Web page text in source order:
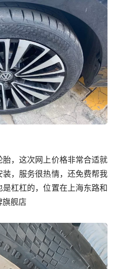
，这次网上价格非常合适就
，服务很热情，还免费帮我
杠杠的，位置在上海东路和
舰店